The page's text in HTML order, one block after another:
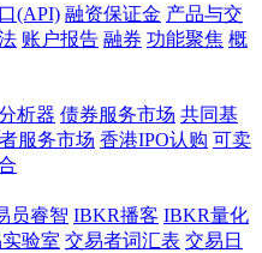
(API) 融资保证金 产品与交
账户报告 融券 功能聚焦 概
析器 债券服务市场 共同基
服务市场 香港IPO认购 可卖
员睿智 IBKR播客 IBKR量化
验室 交易者词汇表 交易日